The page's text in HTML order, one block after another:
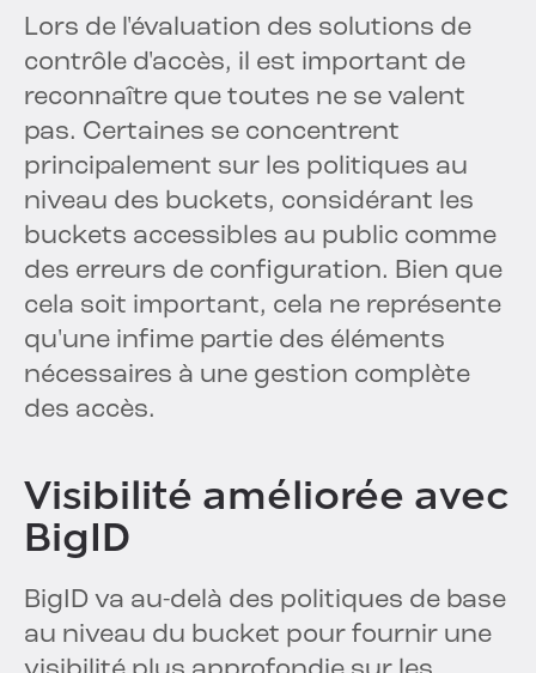
Lors de l'évaluation des solutions de
contrôle d'accès, il est important de
reconnaître que toutes ne se valent
pas. Certaines se concentrent
principalement sur les politiques au
niveau des buckets, considérant les
buckets accessibles au public comme
des erreurs de configuration. Bien que
cela soit important, cela ne représente
qu'une infime partie des éléments
nécessaires à une gestion complète
des accès.
Visibilité améliorée avec
BigID
BigID va au-delà des politiques de base
au niveau du bucket pour fournir une